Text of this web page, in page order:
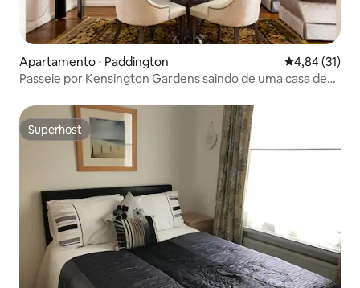
Apartamento ⋅ Paddington 4,84 de uma
4,84 (31)
Passeie por Kensington Gardens saindo de uma casa de
Superhost
Superhost